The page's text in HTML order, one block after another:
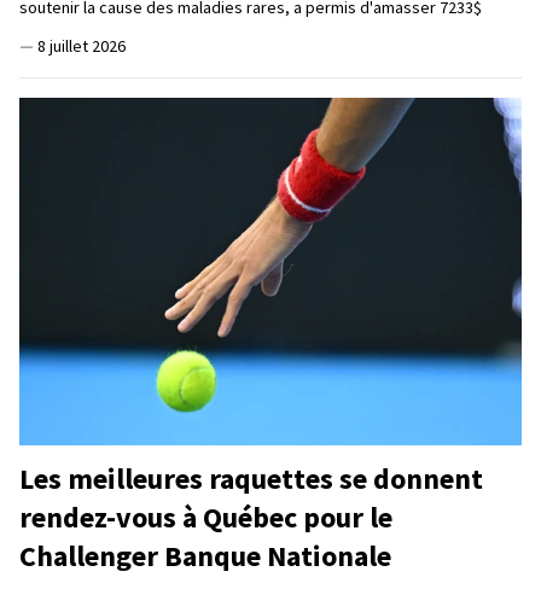
soutenir la cause des maladies rares, a permis d'amasser 7233$
— 8 juillet 2026
Les meilleures raquettes se donnent
rendez-vous à Québec pour le
Challenger Banque Nationale